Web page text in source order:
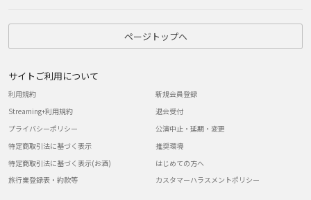
ページトップへ
サイトご利用について
利用規約
Streaming+利用規約
プライバシーポリシー
特定商取引法に基づく表示
特定商取引法に基づく表示(お酒)
旅行業登録表・約款等
新規会員登録
退会受付
公演中止・延期・変更
推奨環境
はじめての方へ
カスタマーハラスメントポリシー